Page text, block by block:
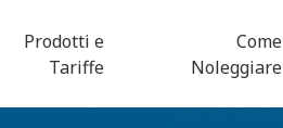
Prodotti e
Tariffe
Come
Noleggiare